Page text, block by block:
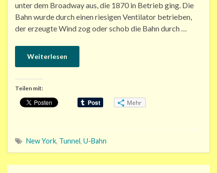
unter dem Broadway aus, die 1870 in Betrieb ging. Die
Bahn wurde durch einen riesigen Ventilator betrieben,
der erzeugte Wind zog oder schob die Bahn durch …
Weiterlesen
Teilen mit:
Mehr
New York, Tunnel, U-Bahn